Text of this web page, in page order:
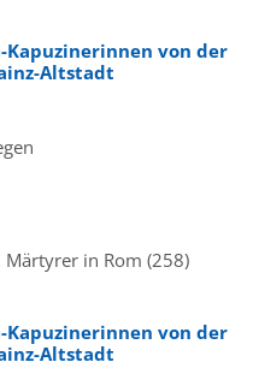
Kapuzinerinnen von der
Altstadt
in Rom (258)
Kapuzinerinnen von der
Altstadt